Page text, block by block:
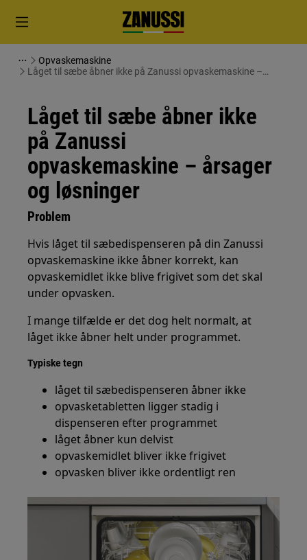
Opvaskemaskine
Låget til sæbe åbner ikke på Zanussi opvaskemaskine –
Låget til sæbe åbner ikke
på Zanussi
opvaskemaskine – årsager
og løsninger
Problem
Hvis låget til sæbedispenseren på din Zanussi
opvaskemaskine ikke åbner korrekt, kan
opvaskemidlet ikke blive frigivet som det skal
under opvasken.
I mange tilfælde er det dog helt normalt, at
låget ikke åbner helt under programmet.
Typiske tegn
låget til sæbedispenseren åbner ikke
opvasketabletten ligger stadig i
dispenseren efter programmet
låget åbner kun delvist
opvaskemidlet bliver ikke frigivet
opvasken bliver ikke ordentligt ren